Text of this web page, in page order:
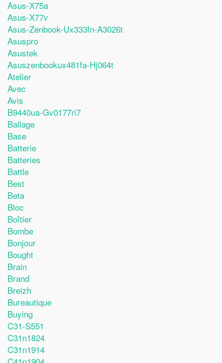
Asus-X75a
Asus-X77v
Asus-Zenbook-Ux333fn-A3026t
Asuspro
Asustek
Asuszenbookux481fa-Hj064t
Atelier
Avec
Avis
B9440ua-Gv0177ri7
Ballage
Base
Batterie
Batteries
Battle
Best
Beta
Bloc
Boîtier
Bombe
Bonjour
Bought
Brain
Brand
Breizh
Bureautique
Buying
C31-S551
C31n1824
C31n1914